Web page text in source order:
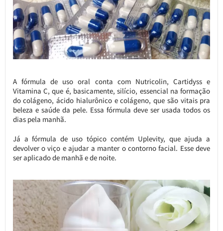
A fórmula de uso oral conta com Nutricolin, Cartidyss e
Vitamina C, que é, basicamente, silício, essencial na formação
do colágeno, ácido hialurônico e colágeno, que são vitais pra
beleza e saúde da pele. Essa fórmula deve ser usada todos os
dias pela manhã.
Já a fórmula de uso tópico contém Uplevity, que ajuda a
devolver o viço e ajudar a manter o contorno facial. Esse deve
ser aplicado de manhã e de noite.